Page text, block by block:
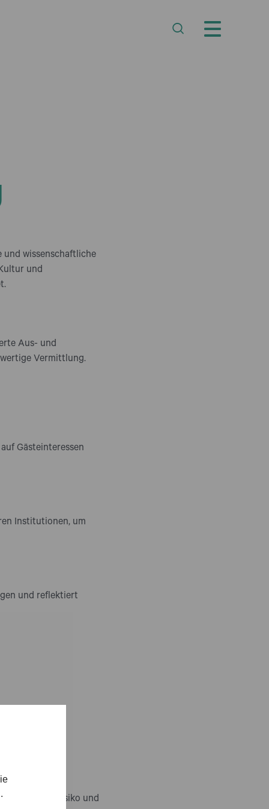
wissenschaftliche
und
Aus- und
Vermittlung.
Gästeinteressen
Institutionen, um
und reflektiert
Raum für Risiko und